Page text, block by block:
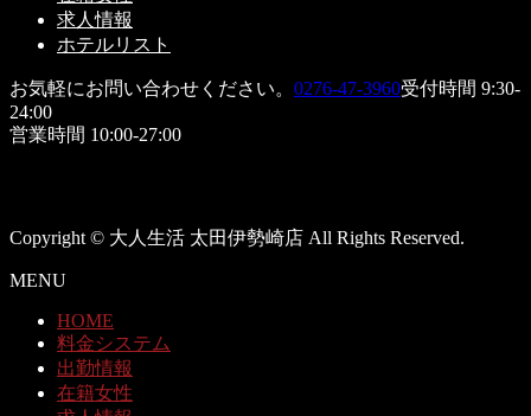
求人情報
ホテルリスト
お気軽にお問い合わせください。 0276-47-3960受付時間 9:30-
24:00
営業時間 10:00-27:00
Copyright © 大人生活 太田伊勢崎店 All Rights Reserved.
MENU
HOME
料金システム
出勤情報
在籍女性